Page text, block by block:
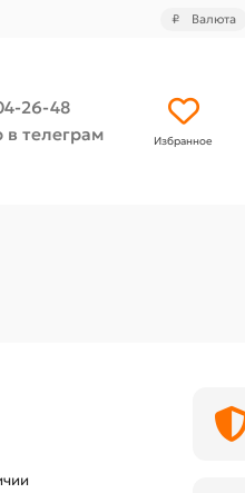
₽ Валюта
26-48
телеграм
Избранное